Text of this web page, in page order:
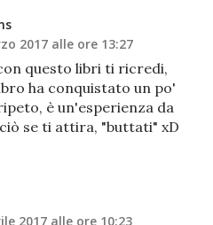
2017 alle ore 13:27
questo libri ti ricredi,
ha conquistato un po'
è un'esperienza da
se ti attira, "buttati" xD
2017 alle ore 10:23